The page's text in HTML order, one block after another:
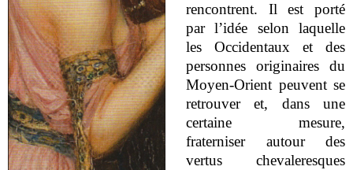
rencontrent. Il est porté
par l’idée selon laquelle
les Occidentaux et des
personnes originaires du
Moyen-Orient peuvent se
retrouver et, dans une
certaine mesure,
fraterniser autour des
vertus chevaleresques